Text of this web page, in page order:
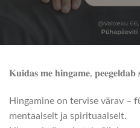
𝐊𝐮𝐢𝐝𝐚𝐬 𝐦𝐞 𝐡𝐢𝐧𝐠𝐚𝐦𝐞, 𝐩𝐞𝐞𝐠𝐞𝐥𝐝𝐚𝐛
Hingamine on tervise värav –
mentaalselt ja spirituaalselt.